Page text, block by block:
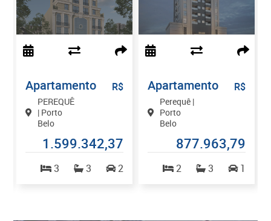
Apartamento
PEREQUÊ
| Porto
Belo
R$
1.599.342,37
3 3 2
Apartamento
Perequê |
Porto
Belo
R$
877.963,79
2 3 1